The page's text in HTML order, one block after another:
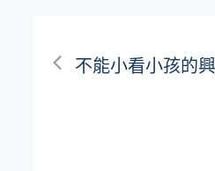
文不能小看小孩的